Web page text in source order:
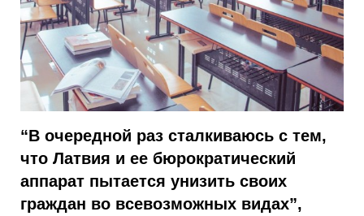
“В очередной раз сталкиваюсь с тем,
что Латвия и ее бюрократический
аппарат пытается унизить своих
граждан во всевозможных видах”,